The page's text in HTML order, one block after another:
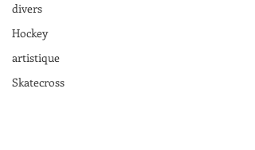
divers
Hockey
artistique
Skatecross